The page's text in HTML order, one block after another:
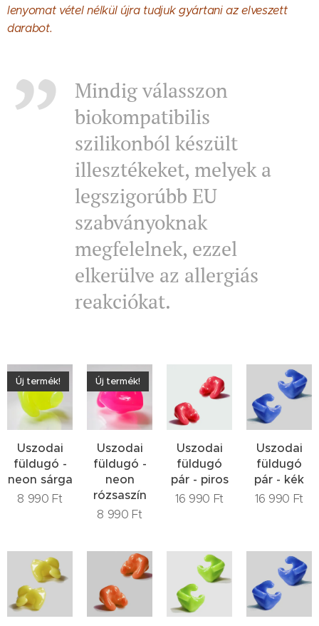
lenyomat vétel nélkül újra tudjuk gyártani az elveszett
darabot.
Mindig válasszon
biokompatibilis
szilikonból készült
illesztékeket, melyek a
legszigorúbb EU
szabványoknak
megfelelnek, ezzel
elkerülve az allergiás
reakciókat.
Uszodai
füldugó -
neon sárga
Új termék!
8 990 Ft
Uszodai
füldugó -
neon
rózsaszín
Új termék!
8 990 Ft
Uszodai
füldugó
pár - piros
16 990 Ft
Uszodai
füldugó
pár - kék
16 990 Ft